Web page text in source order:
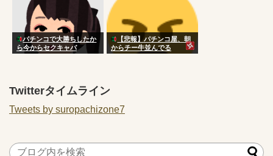
パチンコで大勝ちしたか
ら今からセクキャバ
【悲報】パチンコ屋、朝
からチー牛並んでる
Twitterタイムライン
Tweets by suropachizone7